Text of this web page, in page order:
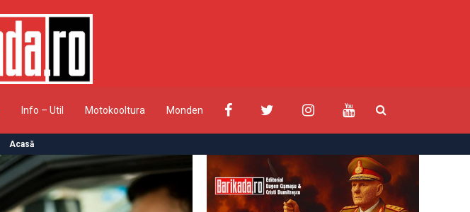
Info – Util Motokooltura Monden
Acasă